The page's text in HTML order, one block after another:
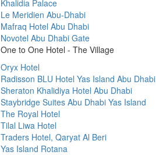
Khalidia Palace
Le Meridien Abu-Dhabi
Mafraq Hotel Abu Dhabi
Novotel Abu Dhabi Gate
One to One Hotel - The Village
Oryx Hotel
Radisson BLU Hotel Yas Island Abu Dhabi
Sheraton Khalidiya Hotel Abu Dhabi
Staybridge Suites Abu Dhabi Yas Island
The Royal Hotel
Tilal Liwa Hotel
Traders Hotel, Qaryat Al Beri
Yas Island Rotana